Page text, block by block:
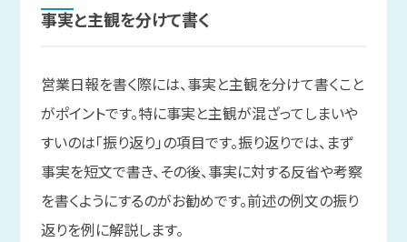
事実と主観を分けて書く
営業日報を書く際には、事実と主観を分けて書くこと
がポイントです。特に事実と主観が混ざってしまいや
すいのは「振り返り」の項目です。振り返りでは、まず
事実を短文で書き、その後、事実に対する反省や考察
を書くようにするのがお勧めです。前述の例文の振り
返りを例に解説します。